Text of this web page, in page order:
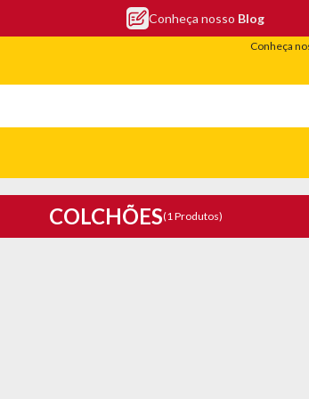
Conheça nosso Blog
Conheça
COLCHÕES(1 Produtos)